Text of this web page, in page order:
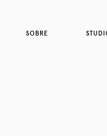
SOBRE